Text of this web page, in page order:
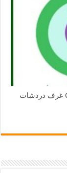
تحميل برنامج كام فروج للايفون 2020 Camfrog غرف دردشات